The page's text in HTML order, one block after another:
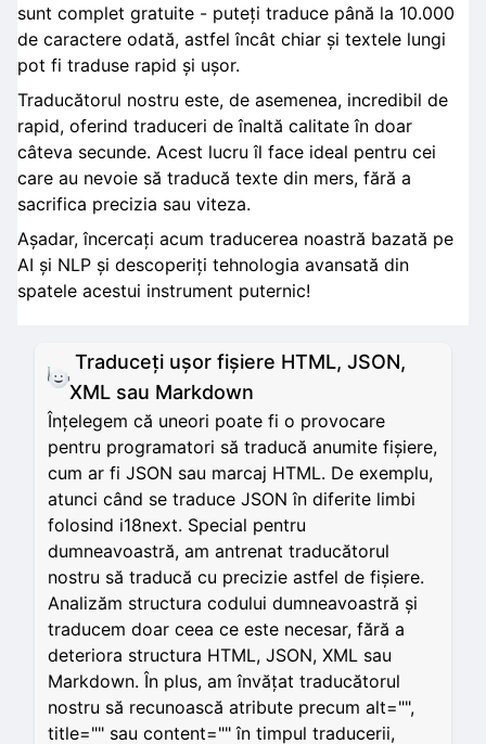
sunt complet gratuite - puteți traduce până la 10.000
de caractere odată, astfel încât chiar și textele lungi
pot fi traduse rapid și ușor.
Traducătorul nostru este, de asemenea, incredibil de
rapid, oferind traduceri de înaltă calitate în doar
câteva secunde. Acest lucru îl face ideal pentru cei
care au nevoie să traducă texte din mers, fără a
sacrifica precizia sau viteza.
Așadar, încercați acum traducerea noastră bazată pe
AI și NLP și descoperiți tehnologia avansată din
spatele acestui instrument puternic!
Traduceți ușor fișiere HTML, JSON,
XML sau Markdown
Înțelegem că uneori poate fi o provocare
pentru programatori să traducă anumite fișiere,
cum ar fi JSON sau marcaj HTML. De exemplu,
atunci când se traduce JSON în diferite limbi
folosind i18next. Special pentru
dumneavoastră, am antrenat traducătorul
nostru să traducă cu precizie astfel de fișiere.
Analizăm structura codului dumneavoastră și
traducem doar ceea ce este necesar, fără a
deteriora structura HTML, JSON, XML sau
Markdown. În plus, am învățat traducătorul
nostru să recunoască atribute precum alt="",
title="" sau content="" în timpul traducerii,